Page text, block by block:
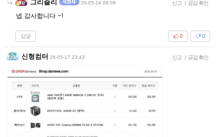
그리즐리 26-05-14 09:09 신고 | 공감 확인
넵 감사합니다 ~!
답글 0
0
신형컴터 26-05-17 23:43 신고 | 공감 확인